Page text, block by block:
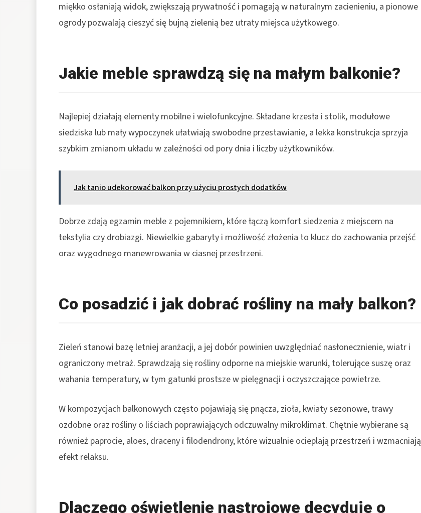
miękko osłaniają widok, zwiększają prywatność i pomagają w naturalnym zacienieniu, a pionowe
ogrody pozwalają cieszyć się bujną zielenią bez utraty miejsca użytkowego.
Jakie meble sprawdzą się na małym balkonie?
Najlepiej działają elementy mobilne i wielofunkcyjne. Składane krzesła i stolik, modułowe
siedziska lub mały wypoczynek ułatwiają swobodne przestawianie, a lekka konstrukcja sprzyja
szybkim zmianom układu w zależności od pory dnia i liczby użytkowników.
Jak tanio udekorować balkon przy użyciu prostych dodatków
Dobrze zdają egzamin meble z pojemnikiem, które łączą komfort siedzenia z miejscem na
tekstylia czy drobiazgi. Niewielkie gabaryty i możliwość złożenia to klucz do zachowania przejść
oraz wygodnego manewrowania w ciasnej przestrzeni.
Co posadzić i jak dobrać rośliny na mały balkon?
Zieleń stanowi bazę letniej aranżacji, a jej dobór powinien uwzględniać nasłonecznienie, wiatr i
ograniczony metraż. Sprawdzają się rośliny odporne na miejskie warunki, tolerujące suszę oraz
wahania temperatury, w tym gatunki prostsze w pielęgnacji i oczyszczające powietrze.
W kompozycjach balkonowych często pojawiają się pnącza, zioła, kwiaty sezonowe, trawy
ozdobne oraz rośliny o liściach poprawiających odczuwalny mikroklimat. Chętnie wybierane są
również paprocie, aloes, draceny i filodendrony, które wizualnie ocieplają przestrzeń i wzmacniają
efekt relaksu.
Dlaczego oświetlenie nastrojowe decyduje o